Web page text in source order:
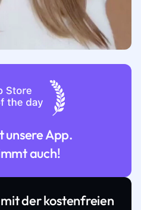
unsere App.
auch!
der kostenfreien